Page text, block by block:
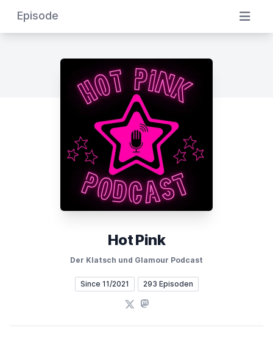
Episode
Hot Pink
Der Klatsch und Glamour Podcast
Since 11/2021 293 Episoden
X Mastodon